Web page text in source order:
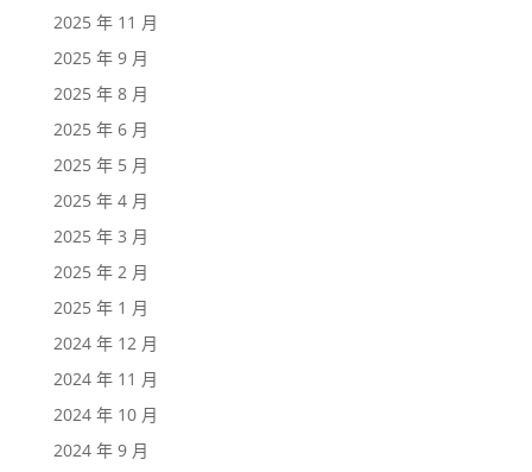
2025 年 11 月
2025 年 9 月
2025 年 8 月
2025 年 6 月
2025 年 5 月
2025 年 4 月
2025 年 3 月
2025 年 2 月
2025 年 1 月
2024 年 12 月
2024 年 11 月
2024 年 10 月
2024 年 9 月